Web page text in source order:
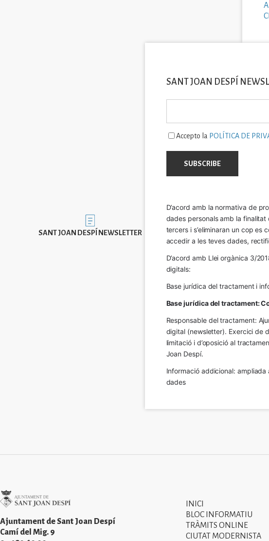
Imatge
SANT JOAN DESPÍ NEWSLETTER
SANT JOAN DESPÍ
Accepto la POLÍTICA DE
D’acord amb la normativa de
dades personals amb la finalitat
tercers i s’eliminaran un cop es
accedir a les teves dades,
D’acord amb Llei orgànica 3/
digitals:
Base jurídica del tractament i
Base jurídica del tractament:
Responsable del tractament:
digital (newsletter). Exercici de
limitació i d’oposició al
Joan Despí.
Informació addicional:
dades
Imatge
Ajuntament de Sant Joan Despí
Camí del Mig. 9
Primer
menú
INICI
BLOC INFORMATIU
TRÀMITS ONLINE
CIUTAT MODERNISTA